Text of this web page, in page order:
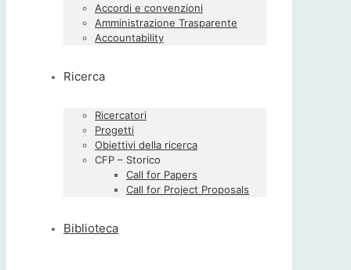
Accordi e convenzioni
Amministrazione Trasparente
Accountability
Ricerca
Ricercatori
Progetti
Obiettivi della ricerca
CFP – Storico
Call for Papers
Call for Project Proposals
Biblioteca